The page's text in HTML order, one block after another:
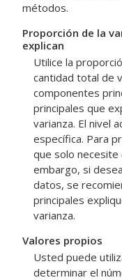
métodos.
Proporción de la
explican
Utilice la
cantidad total de
componentes
principales que
varianza. El nivel
específica. Para
que solo necesite
embargo, si
datos, se
principales
varianza.
Valores propios
Usted puede
determinar el